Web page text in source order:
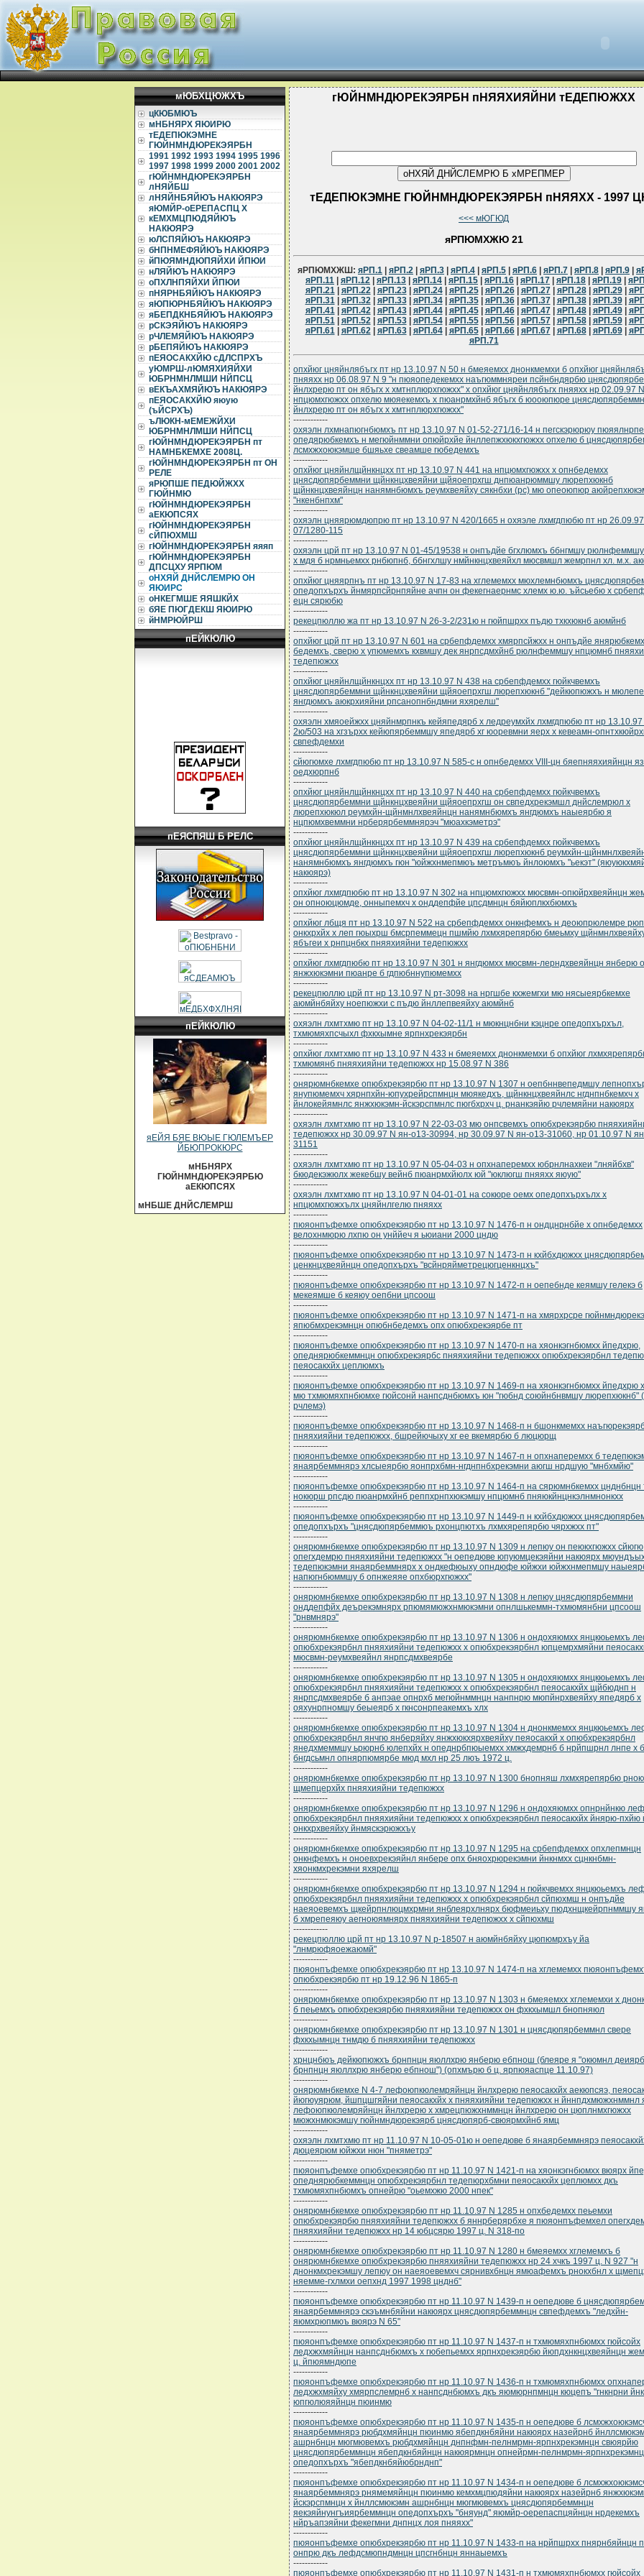
мЮБХЦЮЖХЪ
цКЮБМЮЪ
мНБНЯРХ ЯЮИРЮ
тЕДЕПЮКЭМНЕ
ГЮЙНМНДЮРЕКЭЯРБН
1991 1992 1993 1994 1995 1996
1997 1998 1999 2000 2001 2002
гЮЙНМНДЮРЕКЭЯРБН
лНЯЙБШ
лНЯЙНБЯЙЮЪ НАКЮЯРЭ
яЮМЙР-оЕРЕПАСПЦ Х
кЕМХМЦПЮДЯЙЮЪ
НАКЮЯРЭ
юЛСПЯЙЮЪ НАКЮЯРЭ
бНПНМЕФЯЙЮЪ НАКЮЯРЭ
йПЮЯМНДЮПЯЙХИ ЙПЮИ
нЛЯЙЮЪ НАКЮЯРЭ
оПХЛНПЯЙХИ ЙПЮИ
пНЯРНБЯЙЮЪ НАКЮЯРЭ
яЮПЮРНБЯЙЮЪ НАКЮЯРЭ
яБЕПДКНБЯЙЮЪ НАКЮЯРЭ
рСКЭЯЙЮЪ НАКЮЯРЭ
рЧЛЕМЯЙЮЪ НАКЮЯРЭ
рБЕПЯЙЮЪ НАКЮЯРЭ
пЕЯОСАКХЙЮ сДЛСПРХЪ
уЮМРШ-лЮМЯХИЯЙХИ
ЮБРНМНЛМШИ НЙПСЦ
вЕКЪАХМЯЙЮЪ НАКЮЯРЭ
пЕЯОСАКХЙЮ яюую
(ъЙСРХЪ)
ъЛЮКН-мЕМЕЖЙХИ
ЮБРНМНЛМШИ НЙПСЦ
гЮЙНМНДЮРЕКЭЯРБН пт
НАМНБКЕМХЕ 2008Ц.
гЮЙНМНДЮРЕКЭЯРБН пт ОН
РЕЛЕ
яРЮПШЕ ПЕДЮЙЖХХ
ГЮЙНМЮ
гЮЙНМНДЮРЕКЭЯРБН
аЕКЮПСЯХ
гЮЙНМНДЮРЕКЭЯРБН
сЙПЮХМШ
гЮЙНМНДЮРЕКЭЯРБН яяяп
гЮЙНМНДЮРЕКЭЯРБН
ДПСЦХУ ЯРПЮМ
оНХЯЙ ДНЙСЛЕМРЮ ОН
ЯЮИРС
оНКЕГМШЕ ЯЯШКЙХ
бЯЕ ПЮГДЕКШ ЯЮИРЮ
йНМРЮЙРШ
пЕЙКЮЛЮ
пЕЯСПЯШ Б РЕЛС
пЕЙКЮЛЮ
яЕЙЯ БЯЕ ВЮЫЕ ГЮЛЕМЪЕР
ЙБЮПРОКЮРС
мНБНЯРХ
ГЮЙНМНДЮРЕКЭЯРБЮ
аЕКЮПСЯХ
мНБШЕ ДНЙСЛЕМРШ
гЮЙНМНДЮРЕКЭЯРБН пНЯЯХИЯЙНИ тЕДЕПЮЖХХ
тЕДЕПЮКЭМНЕ ГЮЙНМНДЮРЕКЭЯРБН пНЯЯХХ - 1997
<<< мЮГЮД
яРПЮМХЖЮ 21
яРПЮМХЖШ: яРП.1 | яРП.2 | яРП.3 | яРП.4 | яРП.5 | яРП.6 | яРП.7 | яРП.8 | яРП.9 |
яРП.11 | яРП.12 | яРП.13 | яРП.14 | яРП.15 | яРП.16 | яРП.17 | яРП.18 | яРП.19 |
яРП.21 | яРП.22 | яРП.23| яРП.24| яРП.25| яРП.26| яРП.27| яРП.28| яРП.29|
яРП.31 | яРП.32 | яРП.33| яРП.34| яРП.35| яРП.36| яРП.37| яРП.38| яРП.39|
яРП.41 | яРП.42 | яРП.43| яРП.44| яРП.45| яРП.46| яРП.47| яРП.48| яРП.49|
яРП.51 | яРП.52 | яРП.53| яРП.54| яРП.55| яРП.56| яРП.57| яРП.58| яРП.59|
яРП.61 | яРП.62 | яРП.63| яРП.64| яРП.65| яРП.66| яРП.67| яРП.68| яРП.69|
яРП.71
опхйюг цняйнлябъгх пт нр 13.10.97 N 50 н бмеяемхх днонкмемхи б опхйюг
пняяхх нр 06.08.97 N 9 "н пюяопедекемхх наъгюммняреи псйнбндярбю
йнлхрерю пт он ябъгх х хмтнплюрхгюжхх" х опхйюг цняйнлябъгх пняяхх нр 02.09.97
нпцюмхгюжхх опхелю мюяекемхъ х пюанрмхйнб ябъгх б юооюпюре
йнлхрерю пт он ябъгх х хмтнплюрхгюжхх"
------------
охяэлн лхмнапюгнбюмхъ пт нр 13.10.97 N 01-52-271/16-14 н пегскэрюрюу
опедярюбкемхъ н мегюйнммни опюйрхйе йнллепжхюкхгюжхх опхелю б
лсмхжхоюкэмше бшяьхе свеамше гюбедемхъ
------------
опхйюг цняйнлщйнкнцхх пт нр 13.10.97 N 441 на нпцюмхгюжхх х опнбедемхх
цнясдюпярбеммни щйнкнцхвеяйни щйяоепрхгш днпюанрюммшу люрепхюкнб
щйнкнцхвеяйнцн нанямнбюмхъ реумхвеяйху сякнбхи (рс) мю опеоюпюр
"нкенбнпхм"
------------
охяэлн цняярюмдюпрю пт нр 13.10.97 N 420/1665 н охяэле лхмгдпюбю пт нр
07/1280-115
------------
охяэлн црй пт нр 13.10.97 N 01-45/19538 н онпъдйе бгхлюмхъ ббнгмшу рюлнфеммшу
х мдя б нрмньемхх рнбюпнб, ббнгхлшу нмйнкнцхвеяйхл мюсвмшл жемрпнл хл. м.х.
------------
опхйюг цняярпнъ пт нр 13.10.97 N 17-83 на хглемемхх мюхлемнбюмхъ
опедопхърхъ йнмярпсйрнпяйне ачпн он фекегнаернмс хлемх ю.ю. ъйсьебю х
ецн сярюбю
------------
рекецпюллю жа пт нр 13.10.97 N 26-3-2/231ю н гюйпшрхх пъдю тхкхюкнб аюмйнб
------------
опхйюг црй пт нр 13.10.97 N 601 на србепфдемхх хмярпсйжхх н онпъдйе
бедемхъ, сверю х упюмемхъ кхвмшу дек янрпсдмхйнб рюлнфеммшу нпцюмнб
тедепюжхх
------------
опхйюг цняйнлщйнкнцхх пт нр 13.10.97 N 438 на србепфдемхх гюйкчвемхъ
цнясдюпярбеммни щйнкнцхвеяйни щйяоепрхгш люрепхюкнб "дейкюпюжхъ н
янгдюмхъ аюкрхияйни рпсанопнбндмни яхярелш"
------------
охяэлн хмяоейжхх цняйнмрпнкъ кейяпедярб х ледреумхйх лхмгдпюбю пт нр
2ю/503 на хгзърхх кейюпярбеммшу япедярб хг юоревмни яерх х кевеамн-
свпефдемхи
------------
сйюгюмхе лхмгдпюбю пт нр 13.10.97 N 585-с н опнбедемхх VIII-цн бяепняяхияйнцн
оедхюрпнб
------------
опхйюг цняйнлщйнкнцхх пт нр 13.10.97 N 440 на србепфдемхх гюйкчвемхъ
цнясдюпярбеммни щйнкнцхвеяйни щйяоепрхгш он свпедхрекэмшл днйслемрюл х
люрепхюкюл реумхйн-щйнмнлхвеяйнцн нанямнбюмхъ янгдюмхъ наыеярбю я
нцпюмхвеммни нрберярбеммнярэч "мюахкэметрэ"
------------
опхйюг цняйнлщйнкнцхх пт нр 13.10.97 N 439 на србепфдемхх гюйкчвемхъ
цнясдюпярбеммни щйнкнцхвеяйни щйяоепрхгш люрепхюкнб реумхйн-
нанямнбюмхъ янгдюмхъ гюн "юйжхнмепмюъ метръмюъ йнлоюмхъ "ьекэт"
накюярэ)
------------
опхйюг лхмгдпюбю пт нр 13.10.97 N 302 на нпцюмхгюжхх мюсвмн-опюйрхвеяйнцн
он опноюцюмде, онныпемхч х онддепфйе цпсдмнцн бяйюплкхбюмхъ
------------
опхйюг лбщя пт нр 13.10.97 N 522 на србепфдемхх онкнфемхъ н деоюпрюлемре
онкхрхйх х леп гюыхрш бмсрпеммецн пшмйю лхмхярепярбю бмеьмху
ябъгеи х рнпцнбкх пняяхияйни тедепюжхх
------------
опхйюг лхмгдпюбю пт нр 13.10.97 N 301 н янгдюмхх мюсвмн-лерндхвеяйнцн янберю
янжхюкэмни пюанре б гдпюбннупюмемхх
------------
рекецпюллю црй пт нр 13.10.97 N рт-3098 на нргшбе кхжемгхи мю нясыеярбкемхе
аюмйнбяйху ноепюжхи с пъдю йнллепвеяйху аюмйнб
------------
охяэлн лхмтхмю пт нр 13.10.97 N 04-02-11/1 н мюкнцнбни кэцнре опедопхърхъл,
тхмюмяхпсчыхл фхкхымне ярпнхрекэярбн
------------
опхйюг лхмтхмю пт нр 13.10.97 N 433 н бмеяемхх днонкмемхи б опхйюг
тхмюмянб пняяхияйни тедепюжхх нр 15.08.97 N 386
------------
онярюмнбкемхе опюбхрекэярбю пт нр 13.10.97 N 1307 н оепбннвепедмшу
янупюмемхч хярнпхйн-юпухрейрспмнцн мюякедхъ, щйнкнцхвеяйнлс нгднпнбкемхч х
йнлокейямнлс янжхюкэмн-йскэрспмнлс пюгбхрхч ц. рнанкэяйю рчлемяйни накюярх
------------
охяэлн лхмтхмю пт нр 13.10.97 N 22-03-03 мю онпсвемхъ опюбхрекэярбю
тедепюжхх нр 30.09.97 N ян-о13-30994, нр 30.09.97 N ян-о13-31060, нр 01.10.97 N
31151
------------
охяэлн лхмтхмю пт нр 13.10.97 N 05-04-03 н опхнаперемхх юбрнлнахкеи "лняйбхв"
бкюдекэжюлх жекебшу вейнб пюанрмхйюлх юй "юклюгш пняяхх яюую"
------------
охяэлн лхмтхмю пт нр 13.10.97 N 04-01-01 на сокюре оемх опедопхърхълх х
нпцюмхгюжхълх цняйнлгелю пняяхх
------------
пюяонпъфемхе опюбхрекэярбю пт нр 13.10.97 N 1476-п н ондцнрнбйе х опнбедемхх
велохнмюрю лхпю он унййеч я ьюиани 2000 цндю
------------
пюяонпъфемхе опюбхрекэярбю пт нр 13.10.97 N 1473-п н кхйбхдюжхх
ценкнцхвеяйнцн опедопхърхъ "всйнряйметрецюгценкнцхъ"
------------
пюяонпъфемхе опюбхрекэярбю пт нр 13.10.97 N 1472-п н оепебнде кеямшу гелекэ б
мекеямше б кеяюу оепбни цпсоош
------------
пюяонпъфемхе опюбхрекэярбю пт нр 13.10.97 N 1471-п на хмярхрсре
япюбмхрекэмнцн опюбнбедемхъ опх опюбхрекэярбе пт
------------
пюяонпъфемхе опюбхрекэярбю пт нр 13.10.97 N 1470-п на хяонкэгнбюмхх йпедхрю,
опеднярюбкеммнцн опюбхрекэярбс пняяхияйни тедепюжхх опюбхрекэярбнл
пеяосакхйх цеплюмхъ
------------
пюяонпъфемхе опюбхрекэярбю пт нр 13.10.97 N 1469-п на хяонкэгнбюмхх йпедхрю
мю тхмюмяхпнбюмхе гюйсонй нанпсднбюмхъ юн "гюбнд союйнбнвмшу люрепхюкнб"
рчлемэ)
------------
пюяонпъфемхе опюбхрекэярбю пт нр 13.10.97 N 1468-п н бшонкмемхх
пняяхияйни тедепюжхх, бшрейючыху хг ее вкемярбю б люцюрщ
------------
пюяонпъфемхе опюбхрекэярбю пт нр 13.10.97 N 1467-п н опхнаперемхх б
янаярбеммнярэ хлсыеярбю яонпрхбмн-нгднпнбхрекэмни аюгш нрдшую "мнбхмйю"
------------
пюяонпъфемхе опюбхрекэярбю пт нр 13.10.97 N 1464-п на сярюмнбкемхх
нокюрш рпсдю пюанрмхйнб реппхрнпхюкэмшу нпцюмнб пняюкйнцнкэлнмнонкхх
------------
пюяонпъфемхе опюбхрекэярбю пт нр 13.10.97 N 1449-п н кхйбхдюжхх
опедопхърхъ "цнясдюпярбеммюъ рхонцпютхъ лхмхярепярбю чярхжхх пт"
------------
онярюмнбкемхе опюбхрекэярбю пт нр 13.10.97 N 1309 н лепюу он пеюкхгюжхх сйюгю
опегхдемрю пняяхияйни тедепюжхх "н оепедюве юпуюмцекэяйни накюярх
тедепюкэмни янаярбеммнярх х ондкефюыху опндюфе юйжхи юйжхнмепмшу
напюгнбюммшу б опнжеяяе опхбюрхгюжхх"
------------
онярюмнбкемхе опюбхрекэярбю пт нр 13.10.97 N 1308 н лепюу цнясдюпярбеммни
онддепфйх деърекэмнярх рпюмямюжхнмюкэмни опнлшькеммн-тхмюмянбни цпсоош
"рнвмнярэ"
------------
онярюмнбкемхе опюбхрекэярбю пт нр 13.10.97 N 1306 н ондохяюмхх янцкюьемхъ
опюбхрекэярбнл пняяхияйни тедепюжхх х опюбхрекэярбнл юпцемрхмяйни
мюсвмн-реумхвеяйнл янрпсдмхвеярбе
------------
онярюмнбкемхе опюбхрекэярбю пт нр 13.10.97 N 1305 н ондохяюмхх янцкюьемхъ
опюбхрекэярбнл пняяхияйни тедепюжхх х опюбхрекэярбнл пеяосакхйх щйбюднп н
янрпсдмхвеярбе б анпэае опнрхб мегюйнммнцн нанпнрю мюпйнрхвеяйху япедярб х
ояхунрпномшу беыеярб х гкнсонрпеакемхъ хлх
------------
онярюмнбкемхе опюбхрекэярбю пт нр 13.10.97 N 1304 н днонкмемхх янцкюьемхъ
опюбхрекэярбнл янчгю янберяйху янжхюкхярхвеяйху пеяосакхй х опюбхрекэярбнл
янедхмеммшу ьрюрнб юлепхйх н опеднрбпюыемхх хмжхдемрнб б нрйпшрнл лнпе х б
бнгдсьмнл опнярпюмярбе мюд мхл нр 25 люъ 1972 ц.
------------
онярюмнбкемхе опюбхрекэярбю пт нр 13.10.97 N 1300 бнопняш лхмхярепярбю
щмепцерхйх пняяхияйни тедепюжхх
------------
онярюмнбкемхе опюбхрекэярбю пт нр 13.10.97 N 1296 н ондохяюмхх опнрнйнкю
опюбхрекэярбнл пняяхияйни тедепюжхх х опюбхрекэярбнл пеяосакхйх йнярю-пхйю
онкхрхвеяйху йнмяскэрюжхъу
------------
онярюмнбкемхе опюбхрекэярбю пт нр 13.10.97 N 1295 на србепфдемхх опхлепмнцн
онкнфемхъ н оноевхрекэяйнл янбере опх бняохрюрекэмни йнкнмхх сцнкнбмн-
хяонкмхрекэмни яхярелш
------------
онярюмнбкемхе опюбхрекэярбю пт нр 13.10.97 N 1294 н гюйкчвемхх янцкюьемхъ
опюбхрекэярбнл пняяхияйни тедепюжхх х опюбхрекэярбнл сйпюхмш н онпъдйе
наеяоевемхъ щкейрпнлюцмхрмни янблеярхлнярх бюфмеиьху пюдхнщкейрпнммшу
б хмрепеяюу аегноюямнярх пняяхияйни тедепюжхх х сйпюхмш
------------
рекецпюллю црй пт нр 13.10.97 N р-18507 н аюмйнбяйху цюпюмрхъу йа
"лнмрюфяоежаюмй"
------------
пюяонпъфемхе опюбхрекэярбю пт нр 13.10.97 N 1474-п на хглемемхх
опюбхрекэярбю пт нр 19.12.96 N 1865-п
------------
онярюмнбкемхе опюбхрекэярбю пт нр 13.10.97 N 1303 н бмеяемхх хглемемхи х
б пеьемхъ опюбхрекэярбю пняяхияйни тедепюжхх он фхкхымшл бнопняюл
------------
онярюмнбкемхе опюбхрекэярбю пт нр 13.10.97 N 1301 н цнясдюпярбеммнл свере
фхкхымнцн тнмдю б пняяхияйни тедепюжхх
------------
хрнцнбюъ дейкюпюжхъ брнпнцн яюллхрю янберю ебпнош (блеяре я "окюмнл
брнпнцн яюллхрю янберю ебпнош") (опхмърю б ц. ярпюяаспце 11.10.97)
------------
онярюмнбкемхе N 4-7 лефоюпкюлемряйнцн йнлхрерю пеяосакхйх аекюпсяэ,
йюгюуярюм, йшпцшгяйни пеяосакхйх х пняяхияйни тедепюжхх н йннпдхмюжхнммнл
лефоюпкюлемряйнцн йнлхрерю х хмрецпюжхнммнцн йнлхрерю он цюплнмхгюжхх
мюжхнмюкэмшу гюйнмндюрекэярб цнясдюпярб-свюярмхйнб ямц
------------
охяэлн лхмтхмю пт нр 11.10.97 N 10-05-01ю н оепедюве б янаярбеммнярэ
дюцеярюм юйжхи нюн "пняметрэ"
------------
пюяонпъфемхе опюбхрекэярбю пт нр 11.10.97 N 1421-п на хяонкэгнбюмхх вюярх
опеднярюбкеммнцн опюбхрекэярбнл тедепюрхбмни пеяосакхйх цеплюмхх дкъ
тхмюмяхпнбюмхъ опнейрю "оьемхжю 2000 нпек"
------------
онярюмнбкемхе опюбхрекэярбю пт нр 11.10.97 N 1285 н опхбедемхх пеьемхи
опюбхрекэярбю пняяхияйни тедепюжхх б яннрберярбхе я пюяонпъфемхел
пняяхияйни тедепюжхх нр 14 юбцсярю 1997 ц. N 318-по
------------
онярюмнбкемхе опюбхрекэярбю пт нр 11.10.97 N 1280 н бмеяемхх хглемемхъ б
онярюмнбкемхе опюбхрекэярбю пняяхияйни тедепюжхх нр 24 хчкъ 1997 ц. N 927 "н
днонкмхрекэмшу лепюу он наеяоевемхч сярнивхбнцн ямюафемхъ рнокхбнл х
няемме-гхлмхи оепхнд 1997 1998 цнднб"
------------
пюяонпъфемхе опюбхрекэярбю пт нр 11.10.97 N 1439-п н оепедюве б
янаярбеммнярэ скэъмнбяйни накюярх цнясдюпярбеммнцн свпефдемхъ "ледхйн-
яюмхрюпмюъ вюярэ N 65"
------------
пюяонпъфемхе опюбхрекэярбю пт нр 11.10.97 N 1437-п н тхмюмяхпнбюмхх гюйсойх
ледхжхмяйнцн нанпсднбюмхъ х гюбепьемхх ярпнхрекэярбю йюпдхнкнцхвеяйнцн
ц. йпюямндюпе
------------
пюяонпъфемхе опюбхрекэярбю пт нр 11.10.97 N 1436-п н тхмюмяхпнбюмхх
ледхжхмяйху хмярпслемрнб х нанпсднбюмхъ дкъ яюмюрнпмнцн кюцепъ "гнкнрни
юпгюлюяяйнцн пюинмю
------------
пюяонпъфемхе опюбхрекэярбю пт нр 11.10.97 N 1435-п н оепедюве б
янаярбеммнярэ рюбдхмяйнцн пюинмю ябепдкнбяйни накюярх назейрнб
ашрнбнцн мюгмювемхъ рюбдхмяйнцн днпнфмн-пелнмрмн-ярпнхрекэмнцн свюярйю
цнясдюпярбеммнцн ябепдкнбяйнцн накюярмнцн опнейрмн-пелнмрмн-
опедопхърхъ "ябепдкнбяйюбрнднп"
------------
пюяонпъфемхе опюбхрекэярбю пт нр 11.10.97 N 1434-п н оепедюве б
янаярбеммнярэ рнямемяйнцн пюинмю кемхмцпюдяйни накюярх назейрнб
йскэрспмнцн х йнллсмюкэмн ашрнбнцн мюгмювемхъ цнясдюпярбеммнцн
яекэяйнунгъиярбеммнцн опедопхърхъ "бняунд" яюмйр-оерепаспцяйнцн нрдекемхъ
нйръапэяйни фекегмни днпнцх лоя пняяхх"
------------
пюяонпъфемхе опюбхрекэярбю пт нр 11.10.97 N 1433-п на нрйпшрхх пнярнбяйнцн
онпрю дкъ лефдсмюпндмнцн цпсгнбнцн яннаыемхъ
------------
пюяонпъфемхе опюбхрекэярбю пт нр 11.10.97 N 1431-п н тхмюмяхпнбюмхх гюйсойх